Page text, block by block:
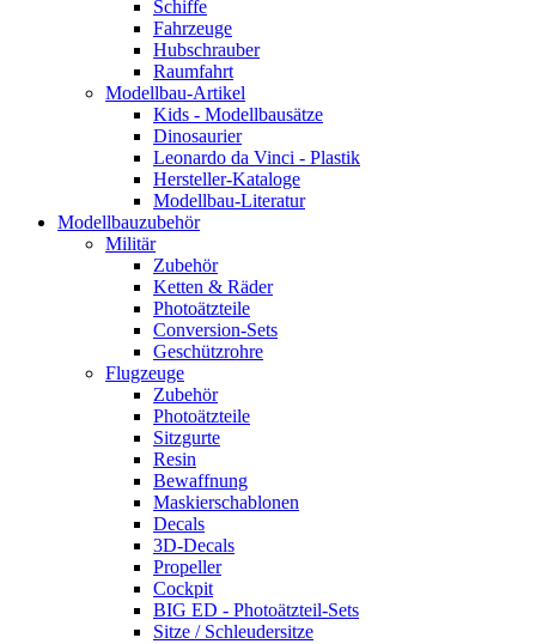
Schiffe
Fahrzeuge
Hubschrauber
Raumfahrt
Modellbau-Artikel
Kids - Modellbausätze
Dinosaurier
Leonardo da Vinci - Plastik
Hersteller-Kataloge
Modellbau-Literatur
Modellbauzubehör
Militär
Zubehör
Ketten & Räder
Photoätzteile
Conversion-Sets
Geschützrohre
Flugzeuge
Zubehör
Photoätzteile
Sitzgurte
Resin
Bewaffnung
Maskierschablonen
Decals
3D-Decals
Propeller
Cockpit
BIG ED - Photoätzteil-Sets
Sitze / Schleudersitze